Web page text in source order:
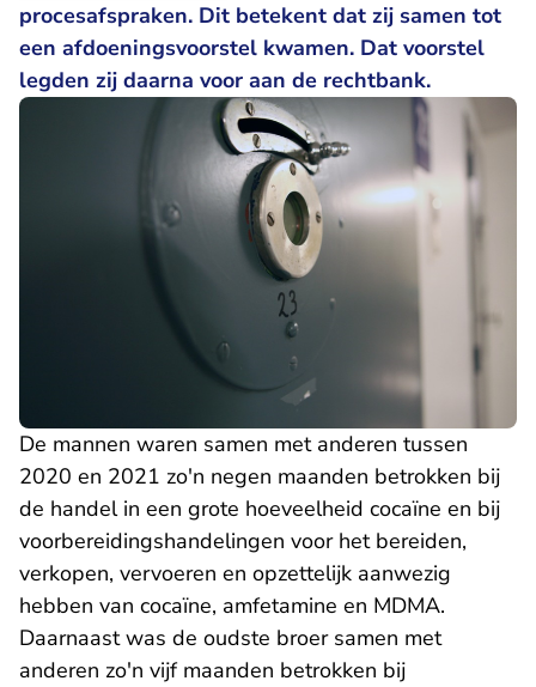
procesafspraken. Dit betekent dat zij samen tot
een afdoeningsvoorstel kwamen. Dat voorstel
legden zij daarna voor aan de rechtbank.
De mannen waren samen met anderen tussen
2020 en 2021 zo'n negen maanden betrokken bij
de handel in een grote hoeveelheid cocaïne en bij
voorbereidingshandelingen voor het bereiden,
verkopen, vervoeren en opzettelijk aanwezig
hebben van cocaïne, amfetamine en MDMA.
Daarnaast was de oudste broer samen met
anderen zo'n vijf maanden betrokken bij